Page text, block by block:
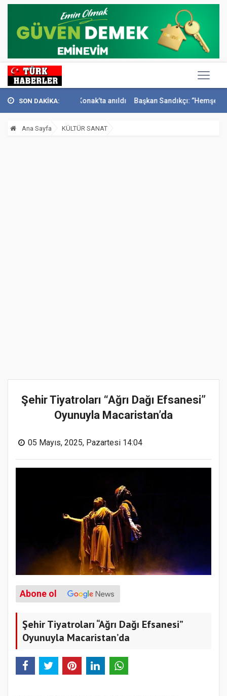
SON DAKİKA:
İsmail Sivri Konak’ta anıldı Başkan Sandıkçı:
Ana Sayfa KÜLTÜR SANAT
Şehir Tiyatroları “Ağrı Dağı Efsanesi”
Oyunuyla Macaristan’da
05 Mayıs, 2025, Pazartesi 14:04
Abone ol
Şehir Tiyatroları “Ağrı Dağı Efsanesi”
Oyunuyla Macaristan’da